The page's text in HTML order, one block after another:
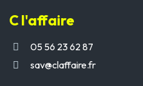
C l'affaire
05 56 23 62 87
sav@claffaire.fr